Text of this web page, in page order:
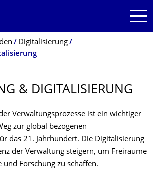
Digitalisierung
& DIGITALISIERUNG
Verwaltungsprozesse ist ein wichtiger
zur global bezogenen
das 21. Jahrhundert. Die Digitalisierung
der Verwaltung steigern, um Freiräume
und Forschung zu schaffen.